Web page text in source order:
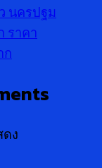
นครปฐม
ราคา
ก
ง